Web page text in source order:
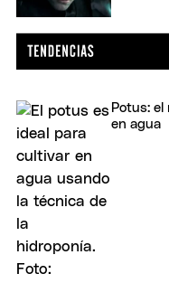
Potus: el
en agua